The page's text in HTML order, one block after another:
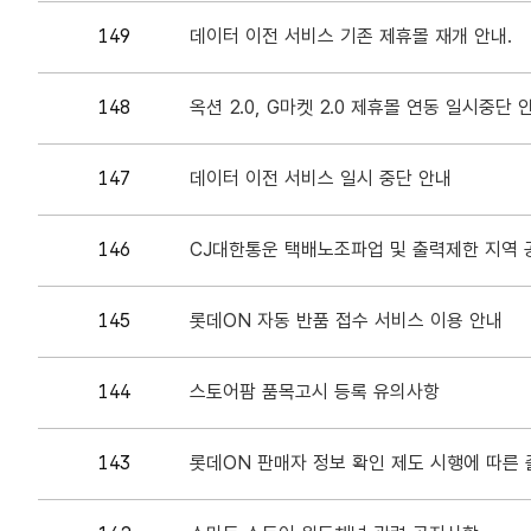
149 데이터 이전 서비스 기존 제휴몰 재개 안내.
148 옥션 2.0, G마켓 2.0 제휴몰 연동 일시중단
147 데이터 이전 서비스 일시 중단 안내
146 CJ대한통운 택배노조파업 및 출력제한 지역
145 롯데ON 자동 반품 접수 서비스 이용 안내
144 스토어팜 품목고시 등록 유의사항
143 롯데ON 판매자 정보 확인 제도 시행에 따른